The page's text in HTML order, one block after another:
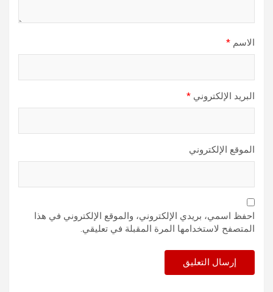
الاسم *
البريد الإلكتروني *
الموقع الإلكتروني
احفظ اسمي، بريدي الإلكتروني، والموقع الإلكتروني في هذا
المتصفح لاستخدامها المرة المقبلة في تعليقي.